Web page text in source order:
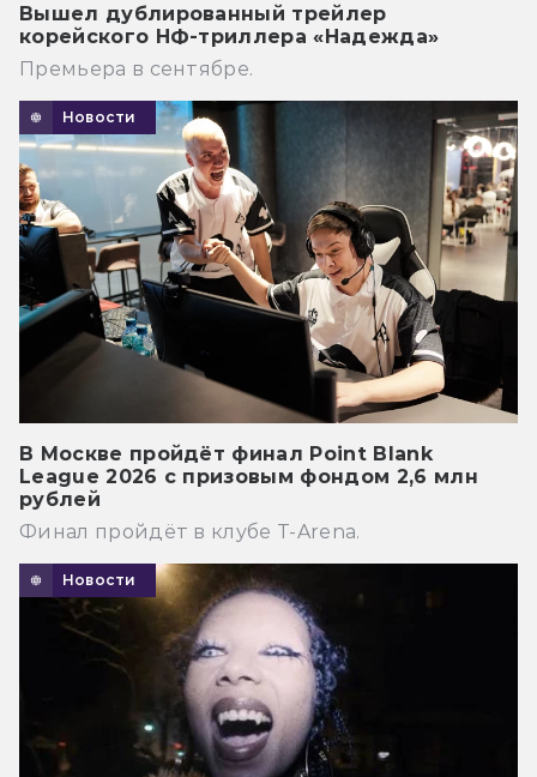
Вышел дублированный трейлер
корейского НФ-триллера «Надежда»
Премьера в сентябре.
Новости
В Москве пройдёт финал Point Blank
League 2026 с призовым фондом 2,6 млн
рублей
Финал пройдёт в клубе T-Arena.
Новости